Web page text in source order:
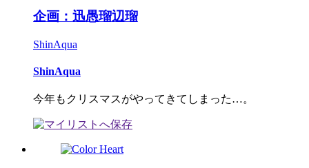
企画：迅愚瑠辺瑠
ShinAqua
ShinAqua
今年もクリスマスがやってきてしまった…。